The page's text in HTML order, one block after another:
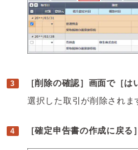
［削除の確認］画面で［は
選択した取引が削除されま
［確定申告書の作成に戻る